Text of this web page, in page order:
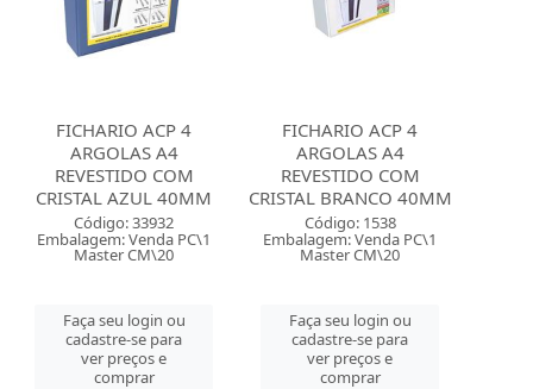
FICHARIO ACP 4
ARGOLAS A4
REVESTIDO COM
CRISTAL AZUL 40MM
Código: 33932
Embalagem: Venda PC\1
Master CM\20
Faça seu login ou
cadastre-se para
ver preços e
comprar
FICHARIO ACP 4
ARGOLAS A4
REVESTIDO COM
CRISTAL BRANCO 40MM
Código: 1538
Embalagem: Venda PC\1
Master CM\20
Faça seu login ou
cadastre-se para
ver preços e
comprar